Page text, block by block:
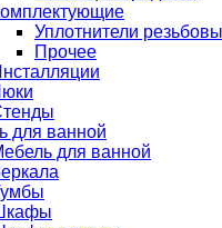
Уплотнители
Прочее
для ванной
для ванной